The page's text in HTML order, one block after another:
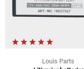
Louis Parts